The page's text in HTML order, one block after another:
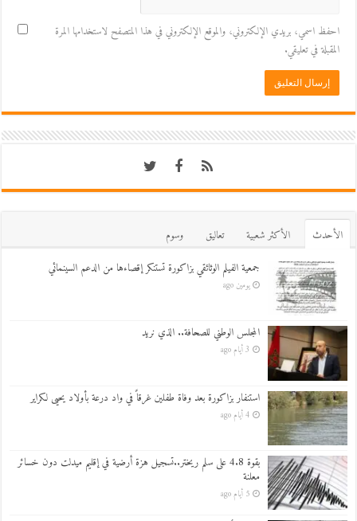
احفظ اسمي، بريدي الإلكتروني، والموقع الإلكتروني في هذا المتصفح لاستخدامها المرة
المقبلة في تعليقي.
اﻷحدث اﻷكثر شعبية تعاليق
وسوم
جمعية الفيلم الوثائقي بزاكورة تستنكر إقصاءها من الدعم السينمائي
يومين ago
المجلس الوطني للصحافة.. الذي نريد
3 أيام ago
استنفار بزاكورة بعد وفاة طفلين غرقاً في واد درعة بأولاد يحيى لكراير
4 أيام ago
بقوة 4.8 على سلم ريختر..تسجيل هزة أرضية في إقليم ميدلت دون خسائر
معلنة
5 أيام ago